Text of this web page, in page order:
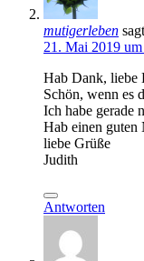
mutigerleben
21. Mai 2019
Hab Dank, liebe
Schön, wenn es
Ich habe gerade
Hab einen guten
liebe Grüße
Judith
Antworten